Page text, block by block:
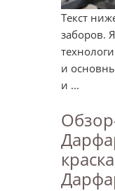
Текст
заборов.
и
и ...